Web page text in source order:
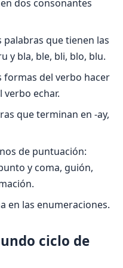
dos consonantes
palabras que tienen las
y bla, ble, bli, blo, blu.
formas del verbo hacer
verbo echar.
que terminan en -ay,
de puntuación:
y coma, guión,
en las enumeraciones.
ciclo de